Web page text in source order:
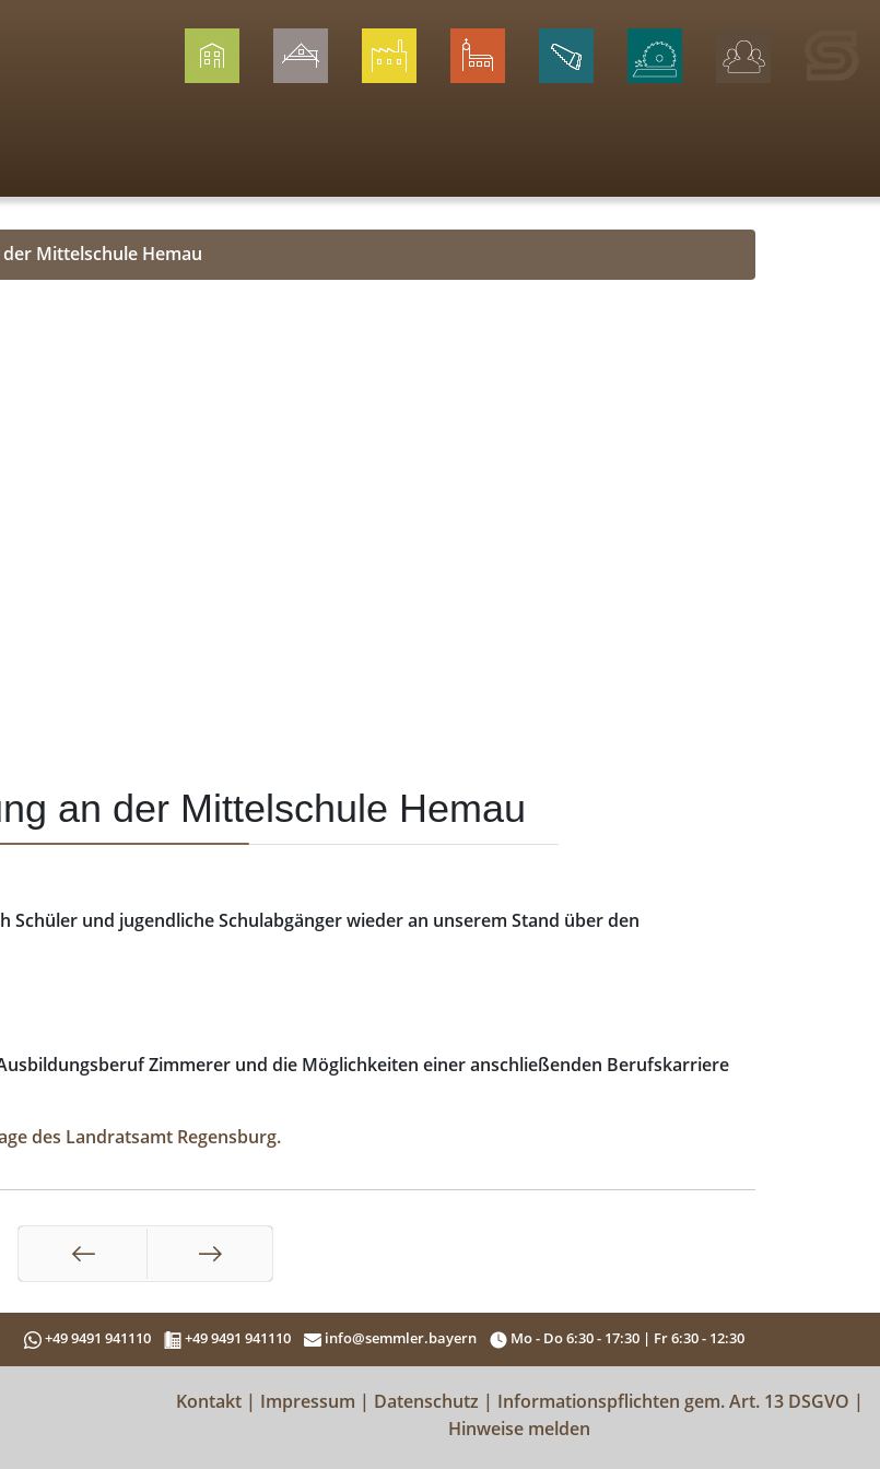
Mittelschule Hemau
an der Mittelschule Hemau
und jugendliche Schulabgänger wieder an unserem Stand über den
Zimmerer und die Möglichkeiten einer anschließenden Berufskarriere
des Landratsamt Regensburg.
Zurück Weiter
+49 9491 941110 +49 9491 941110 info@semmler.bayern Mo - Do 6:30 - 17:30 | Fr 6:30 - 12:30
Kontakt| Impressum | Datenschutz | Informationspflichten gem. Art. 13 DSGVO |
Hinweise melden